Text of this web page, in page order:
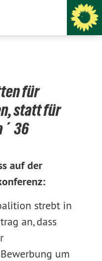
für
statt für
´36
auf der
strebt in
an, dass
um